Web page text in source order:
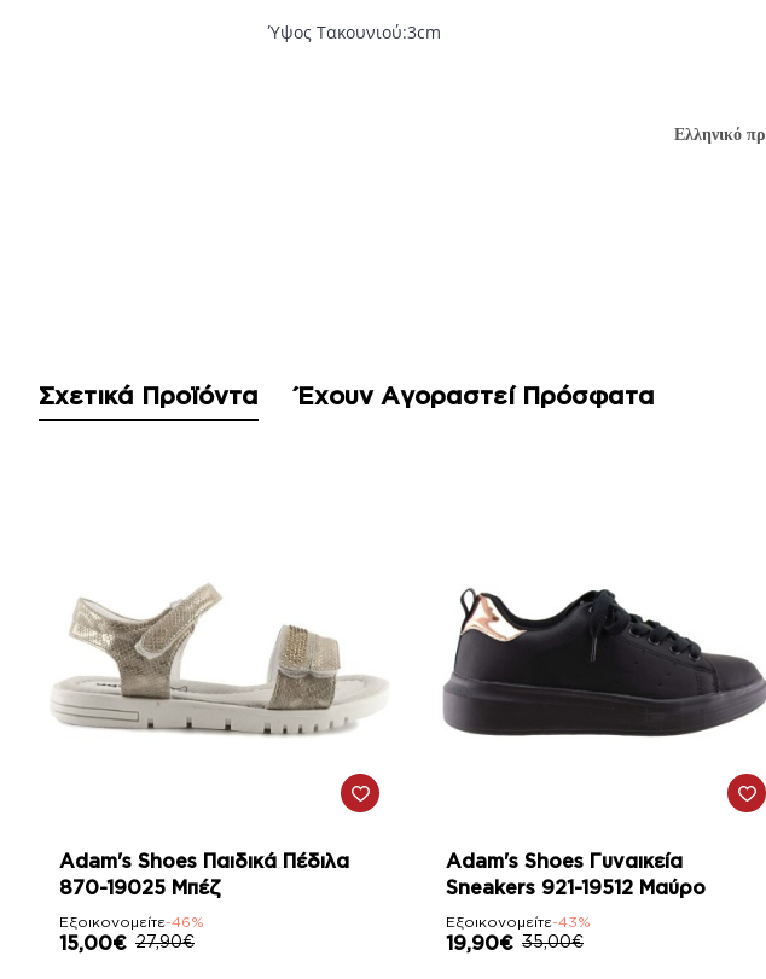
Ύψος Τακουνιού:3cm
Ελληνικό
Σχετικά Προϊόντα Έχουν Αγοραστεί Πρόσφατα
-46%
Adam's Shoes Παιδικά Πέδιλα
870-19025 Μπέζ
Εξοικονομείτε-46%
15,00€ 27,90€
-43%
Adam's Shoes Γυναικεία
Sneakers 921-19512 Μαύρο
Εξοικονομείτε-43%
19,90€ 35,00€